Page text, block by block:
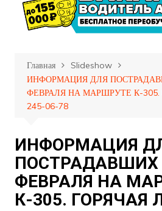
Главная
Slideshow
ИНФОРМАЦИЯ ДЛЯ
ФЕВРАЛЯ НА МАРШРУТЕ К-305.
245-06-78
ИНФОРМАЦИЯ
ПОСТРАДАВШИХ
ФЕВРАЛЯ НА
К-305. ГОРЯЧАЯ